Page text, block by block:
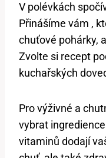
V polévkách⁤
Přinášíme vám ,
chuťové ⁢pohárky,
Zvolte si​ recept
kuchařských
Pro výživné a‌
vybrat
vitaminů dodají